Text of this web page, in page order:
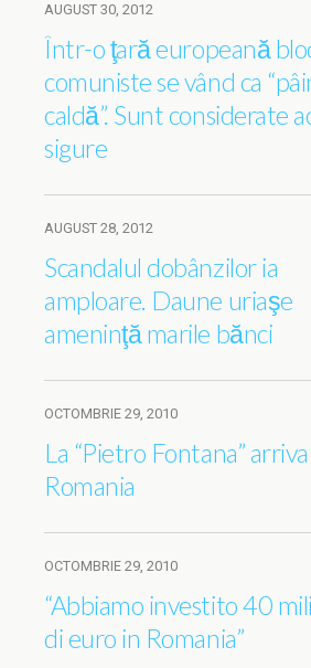
AUGUST 30, 2012
Într-o ţară europeană
comuniste se vând ca
caldă”. Sunt considerate
sigure
AUGUST 28, 2012
Scandalul dobânzilor ia
amploare. Daune uriaşe
ameninţă marile bănci
OCTOMBRIE 29, 2010
La “Pietro Fontana”
Romania
OCTOMBRIE 29, 2010
“Abbiamo investito 40
di euro in Romania”